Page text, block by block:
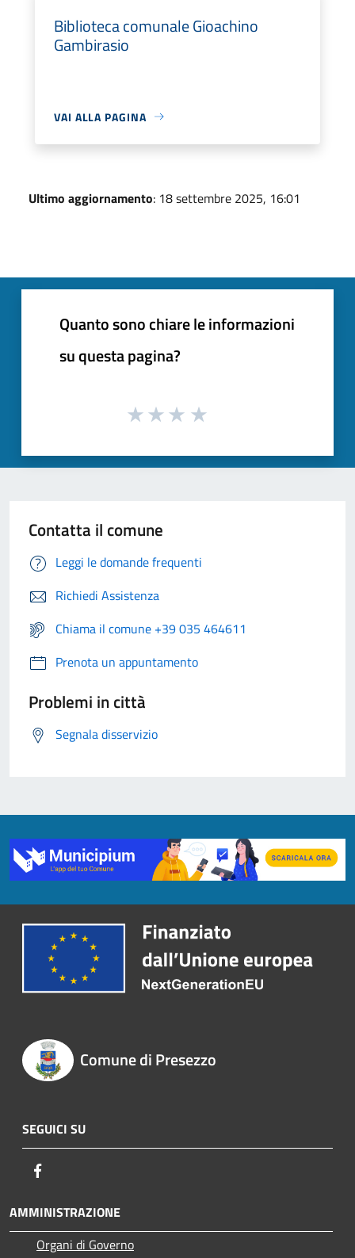
Biblioteca comunale Gioachino
Gambirasio
VAI ALLA PAGINA
Ultimo aggiornamento: 18 settembre 2025, 16:01
Quanto sono chiare le informazioni
su questa pagina?
Contatta il comune
Leggi le domande frequenti
Richiedi Assistenza
Chiama il comune +39 035 464611
Prenota un appuntamento
Problemi in città
Segnala disservizio
Comune di Presezzo
SEGUICI SU
AMMINISTRAZIONE
Organi di Governo